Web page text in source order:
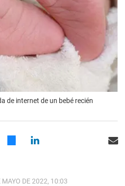
de internet de un bebé recién
MAYO DE 2022, 10:03